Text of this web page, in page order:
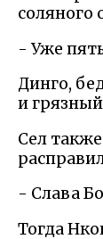
соляного
- Уже
Динго,
и
Сел
- Слава
Тогда